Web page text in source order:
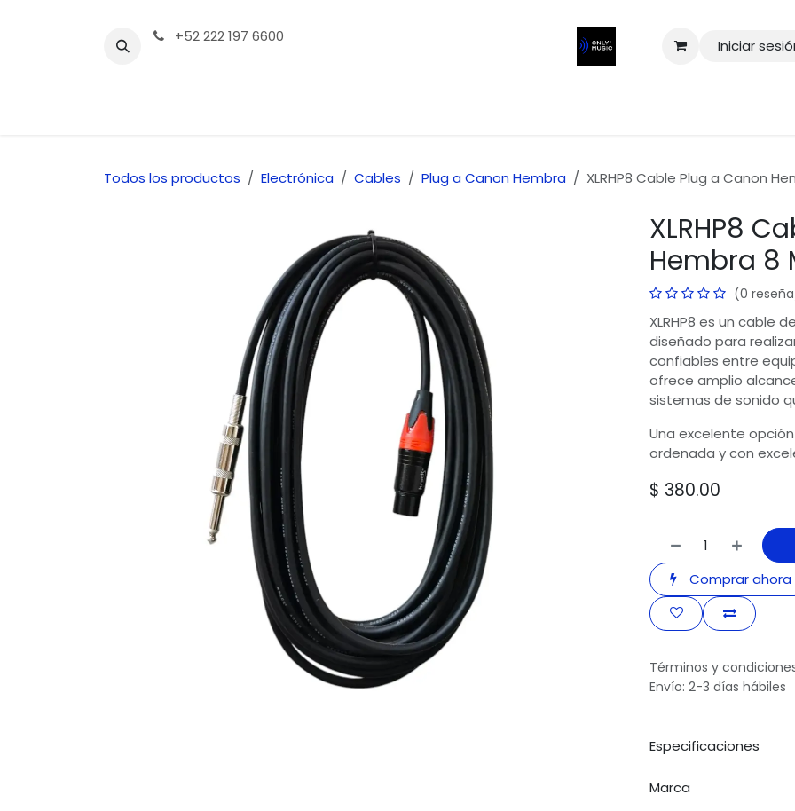
+52 222 197 6600
Iniciar
Todos los productos Electrónica Cables Plug a Canon Hembra XLRHP8 Cable Plug a Canon
XLRHP8
Hembra 8
(0
XLRHP8 es un cable
diseñado para
confiables entre
ofrece amplio
sistemas de sonido
Una excelente
ordenada y con
$ 380.00
Comprar ahora
Términos y
Envío: 2-3 días hábiles
Especificaciones
Marca